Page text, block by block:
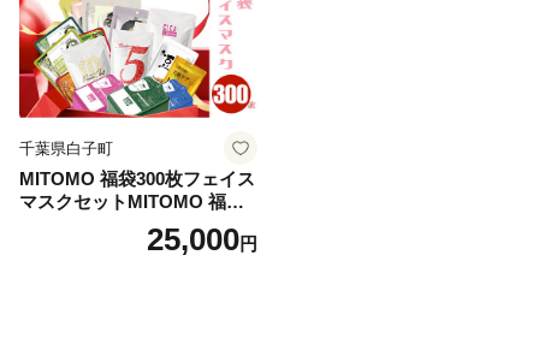
千葉県白子町
MITOMO 福袋300枚フェイス
マスクセットMITOMO 福袋3
00枚フェイスマスクセット
ふるさと納税 パック ファイ
25,000円